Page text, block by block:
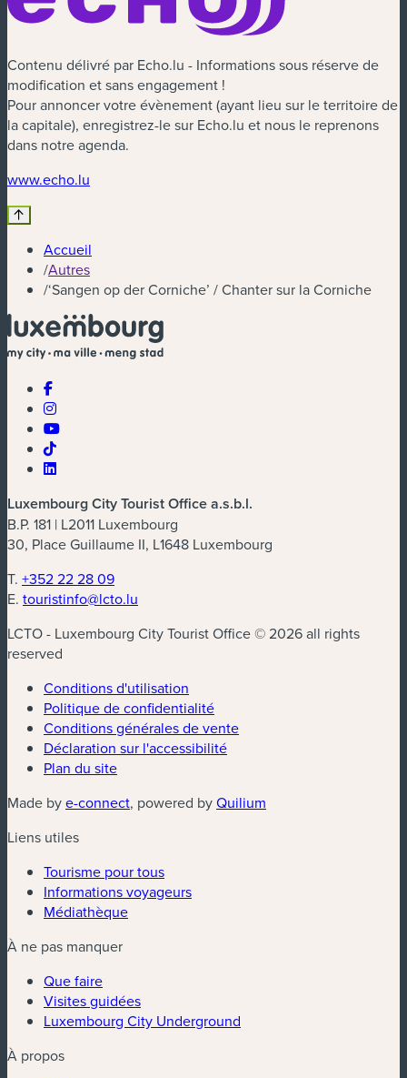
Contenu délivré par Echo.lu - Informations sous réserve de
modification et sans engagement !
Pour annoncer votre évènement (ayant lieu sur le territoire de
la capitale), enregistrez-le sur Echo.lu et nous le reprenons
dans notre agenda.
www.echo.lu
Accueil
/Autres
/‘Sangen op der Corniche’ / Chanter sur la Corniche
Luxembourg City Tourist Office a.s.b.l.
B.P. 181 | L2011 Luxembourg
30, Place Guillaume II, L1648 Luxembourg
T. +352 22 28 09
E. touristinfo@lcto.lu
LCTO - Luxembourg City Tourist Office © 2026 all rights
reserved
Conditions d'utilisation
Politique de confidentialité
Conditions générales de vente
Déclaration sur l'accessibilité
Plan du site
Made bye-connect(nouvelle fenêtre)
, powered byQuilium
Liens utiles
Tourisme pour tous
Informations voyageurs
Médiathèque
À ne pas manquer
Que faire
Visites guidées
Luxembourg City Underground
À propos